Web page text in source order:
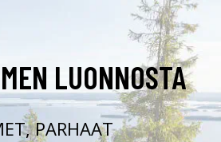
LUONNOSTA
PARHAAT